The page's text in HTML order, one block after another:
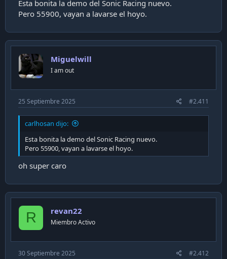
Esta bonita la demo del Sonic Racing nuevo.
Pero 55900, vayan a lavarse el hoyo.
Miguelwill
I am out
25 Septiembre 2025 #2.411
carlhosan dijo:
Esta bonita la demo del Sonic Racing nuevo.
Pero 55900, vayan a lavarse el hoyo.
oh super caro
R revan22
Miembro Activo
30 Septiembre 2025 #2.412